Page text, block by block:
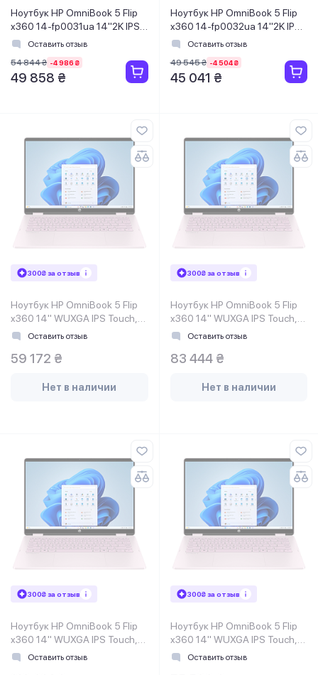
Ноутбук HP OmniBook 5 Flip
x360 14-fp0031ua 14"2K IPS
Ts,300n/Core3-
Розовый
Оставить отзыв
54 844 ₴ -4 986 ₴
49 858 ₴
Ноутбук HP OmniBook 5 Flip
x360 14-fp0032ua 14"2K IPS
Ts,300n/Core3-
Розовый
Оставить отзыв
49 545 ₴ -4 504 ₴
45 041 ₴
300₴ за отзыв
Ноутбук HP OmniBook 5 Flip
x360 14" WUXGA IPS Touch,
Intel 3-100U, 8GB, F512GB,
Оставить отзыв
59 172 ₴
Нет в наличии
300₴ за отзыв
Ноутбук HP OmniBook 5 Flip
x360 14" WUXGA IPS Touch,
Intel 5-120U, 16GB, F1TB,
Оставить отзыв
83 444 ₴
Нет в наличии
300₴ за отзыв
Ноутбук HP OmniBook 5 Flip
x360 14" WUXGA IPS Touch,
Intel 7-150U, 24GB, F1TB,
Оставить отзыв
300₴ за отзыв
Ноутбук HP OmniBook 5 Flip
x360 14" WUXGA IPS Touch,
Intel 5-120U, 16GB, F512GB,
Оставить отзыв